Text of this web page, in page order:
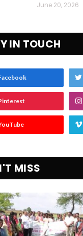
June 20, 2026
IN TOUCH
MISS